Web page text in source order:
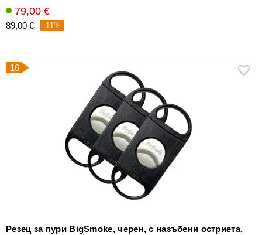
79,00 €
89,00 € -11%
16
Резец за пури BigSmoke, черен, с назъбени остриета,